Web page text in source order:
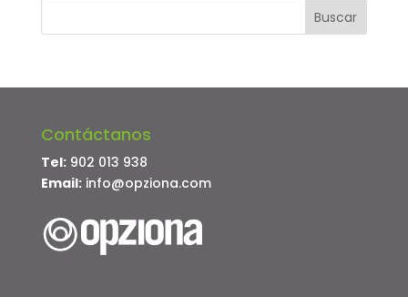
Contáctanos
Tel: 902 013 938
Email: info@opziona.com